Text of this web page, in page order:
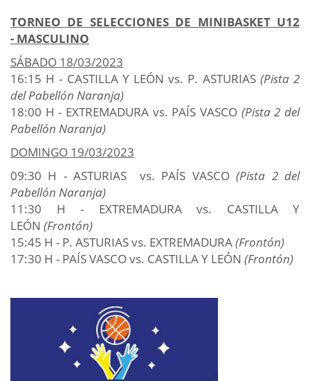
TORNEO DE SELECCIONES DE MINIBASKET U12
- MASCULINO
SÁBADO 18/03/2023
16:15 H - CASTILLA Y LEÓN vs. P. ASTURIAS (Pista 2
del Pabellón Naranja)
18:00 H - EXTREMADURA vs. PAÍS VASCO (Pista 2 del
Pabellón Naranja)
DOMINGO 19/03/2023
09:30 H - ASTURIAS vs. PAÍS VASCO(Pista 2 del
Pabellón Naranja)
11:30 H - EXTREMADURA vs. CASTILLA Y
LEÓN (Frontón)
15:45 H - P. ASTURIAS vs. EXTREMADURA(Frontón)
17:30 H - PAÍS VASCO vs. CASTILLA Y LEÓN (Frontón)